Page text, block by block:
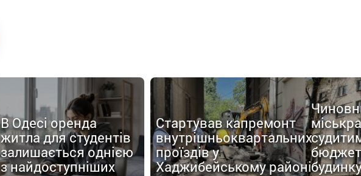
В Одесі оренда
житла для студентів
залишається однією
з найдоступніших
Стартував капремонт
внутрішньоквартальних
проїздів у
Хаджибейському районі